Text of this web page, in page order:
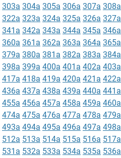
303a 304a 305a 306a 307a 308a
322a 323a 324a 325a 326a 327a
341a 342a 343a 344a 345a 346a
360a 361a 362a 363a 364a 365a
379a 380a 381a 382a 383a 384a
398a 399a 400a 401a 402a 403a
417a 418a 419a 420a 421a 422a
436a 437a 438a 439a 440a 441a
455a 456a 457a 458a 459a 460a
474a 475a 476a 477a 478a 479a
493a 494a 495a 496a 497a 498a
512a 513a 514a 515a 516a 517a
531a 532a 533a 534a 535a 536a